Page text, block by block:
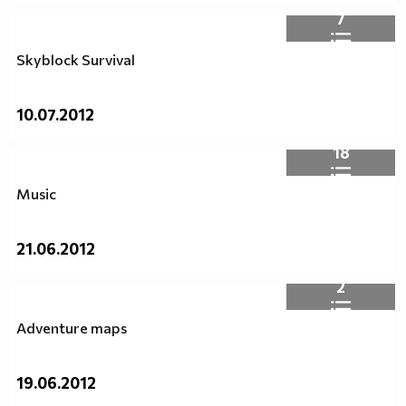
7
Skyblock Survival
10.07.2012
18
Music
21.06.2012
2
Adventure maps
19.06.2012